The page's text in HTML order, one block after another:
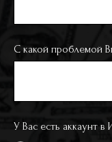
С какой проблемой
У Вас есть аккаунт в